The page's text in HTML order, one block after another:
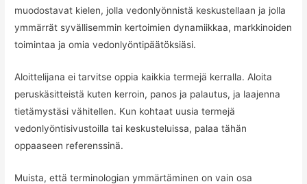
muodostavat kielen, jolla vedonlyönnistä keskustellaan ja jolla
ymmärrät syvällisemmin kertoimien dynamiikkaa, markkinoiden
toimintaa ja omia vedonlyöntipäätöksiäsi.
Aloittelijana ei tarvitse oppia kaikkia termejä kerralla. Aloita
peruskäsitteistä kuten kerroin, panos ja palautus, ja laajenna
tietämystäsi vähitellen. Kun kohtaat uusia termejä
vedonlyöntisivustoilla tai keskusteluissa, palaa tähän
oppaaseen referenssinä.
Muista, että terminologian ymmärtäminen on vain osa